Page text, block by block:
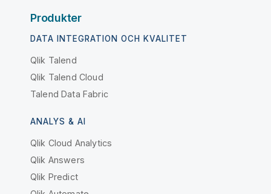
Produkter
DATA INTEGRATION OCH KVALITET
Qlik Talend
Qlik Talend Cloud
Talend Data Fabric
ANALYS & AI
Qlik Cloud Analytics
Qlik Answers
Qlik Predict